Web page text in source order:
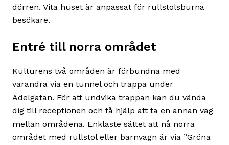
dörren. Vita huset är anpassat för rullstolsburna
besökare.
Entré till norra området
Kulturens två områden är förbundna med
varandra via en tunnel och trappa under
Adelgatan. För att undvika trappan kan du vända
dig till receptionen och få hjälp att ta en annan väg
mellan områdena. Enklaste sättet att nå norra
området med rullstol eller barnvagn är via ”Gröna